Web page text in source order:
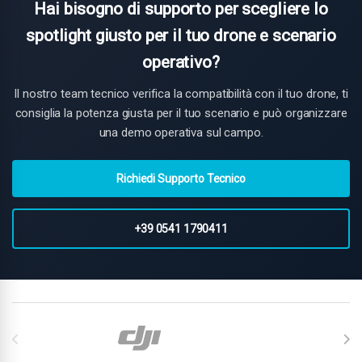
documentazione e le procedure di utilizzo in conformità con
le normative italiane ed europee.
inferiore. IlMatrice 30e ilMavic 3 Enterprisehanno un singolo
connettore accessori, quindi spotlight e sensore principale
non possono essere montati contemporaneamente sullo
stesso slot — ma il Mavic 3 ha connettori UP e DOWN
separati che possono essere usati in parallelo.
Hai bisogno di supporto per scegliere lo
spotlight giusto per il tuo drone e scenario
operativo?
Il nostro team tecnico verifica la compatibilità con il tuo drone, ti
consiglia la potenza giusta per il tuo scenario e può organizzare
una demo operativa sul campo.
Richiedi Supporto Tecnico
+39 0541 1790411